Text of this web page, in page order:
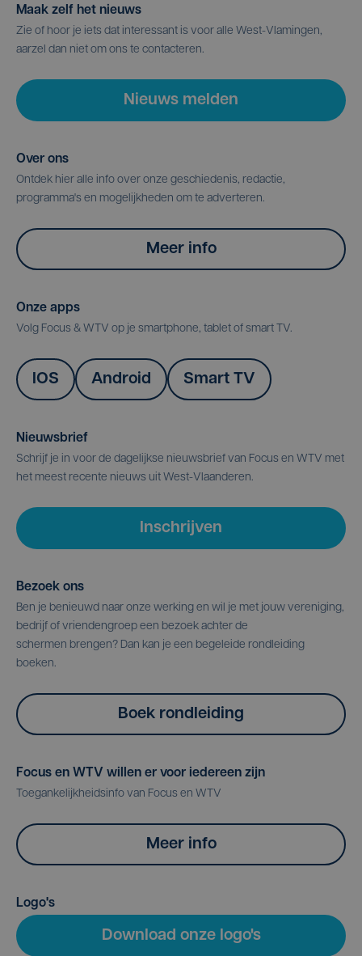
Maak zelf het nieuws
Zie of hoor je iets dat interessant is voor alle West-Vlamingen,
aarzel dan niet om ons te contacteren.
Nieuws melden
Over ons
Ontdek hier alle info over onze geschiedenis, redactie,
programma's en mogelijkheden om te adverteren.
Meer info
Onze apps
Volg Focus & WTV op je smartphone, tablet of smart TV.
IOS Android Smart TV
Nieuwsbrief
Schrijf je in voor de dagelijkse nieuwsbrief van Focus en WTV met
het meest recente nieuws uit West-Vlaanderen.
Inschrijven
Bezoek ons
Ben je benieuwd naar onze werking en wil je met jouw vereniging,
bedrijf of vriendengroep een bezoek achter de
schermen brengen? Dan kan je een begeleide rondleiding
boeken.
Boek rondleiding
Focus en WTV willen er voor iedereen zijn
Toegankelijkheidsinfo van Focus en WTV
Meer info
Logo's
Download onze logo's